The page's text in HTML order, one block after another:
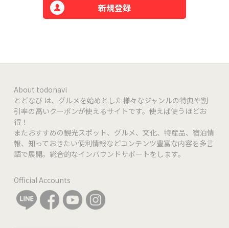
新規登録
About todonavi
とどなび は、グルメを始めとした様々なジャンルの特典や割
引率の高いクーポンが使えるサイトです。使えば使うほどお
得！
またおすすめの観光スポット、グルメ、文化、特産品、宿泊情
報、知っておきたい便利情報などコンテンツ豊富な内容を多言
語で展開。総合的なインバウンドサポートをします。
Official Accounts